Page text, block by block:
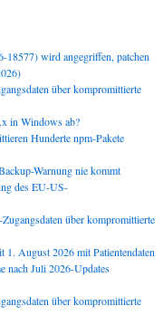
18577) wird angegriffen, patchen
über kompromittierte
in Windows ab?
Hunderte npm-Pakete
Warnung nie kommt
des EU-US-
über kompromittierte
August 2026 mit Patientendaten
nach Juli 2026-Updates
über kompromittierte